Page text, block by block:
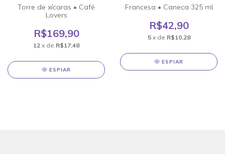
Torre de xícaras • Café
Lovers
R$169,90
12 x de R$17,48
ESPIAR
Francesa • Caneca 325 ml
R$42,90
5 x de R$10,28
ESPIAR